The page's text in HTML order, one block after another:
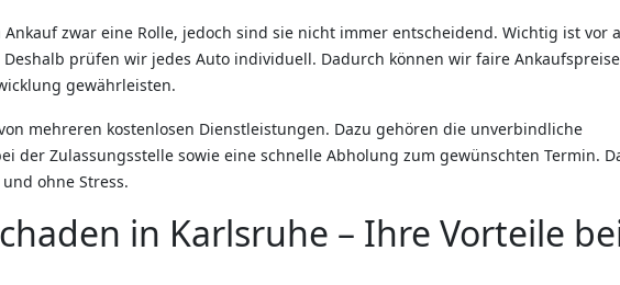
zwar eine Rolle, jedoch sind sie nicht immer entscheidend. Wichtig ist vor
prüfen wir jedes Auto individuell. Dadurch können wir faire
gewährleisten.
mehreren kostenlosen Dienstleistungen. Dazu gehören die unverbindliche
der Zulassungsstelle sowie eine schnelle Abholung zum gewünschten Termin.
ohne Stress.
in Karlsruhe – Ihre Vorteile